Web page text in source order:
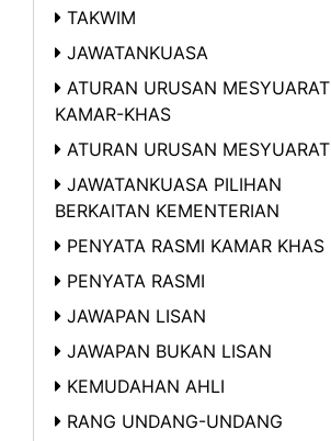
TAKWIM
JAWATANKUASA
ATURAN URUSAN MESYUARAT
KAMAR-KHAS
ATURAN URUSAN MESYUARAT
JAWATANKUASA PILIHAN
BERKAITAN KEMENTERIAN
PENYATA RASMI KAMAR KHAS
PENYATA RASMI
JAWAPAN LISAN
JAWAPAN BUKAN LISAN
KEMUDAHAN AHLI
RANG UNDANG-UNDANG